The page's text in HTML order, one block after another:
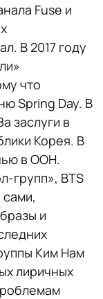
Fuse и
В 2017 году
что
Spring Day. В
заслуги в
Корея. В
в ООН.
групп», BTS
и
Ким Нам
лиричных